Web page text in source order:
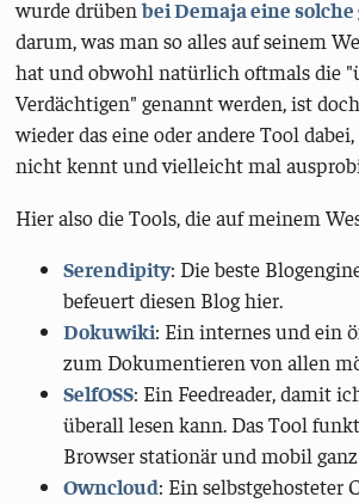
wurde drübenbei Demaja eine
darum, was man so alles auf seinem
hat und obwohl natürlich oftmals die
Verdächtigen" genannt werden, ist
wieder das eine oder andere Tool
nicht kennt und vielleicht mal
Hier also die Tools, die auf meinem
Serendipity: Die beste
befeuert diesen Blog hier.
Dokuwiki: Ein internes und ein
zum Dokumentieren von allen
SelfOSS: Ein Feedreader, damit
überall lesen kann. Das Tool
Browser stationär und mobil
Owncloud: Ein selbstgehosteter